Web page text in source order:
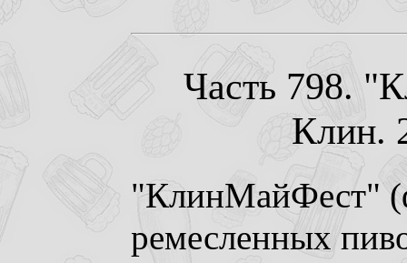
Часть 798.
Клин.
"КлинМайФест"
ремесленных